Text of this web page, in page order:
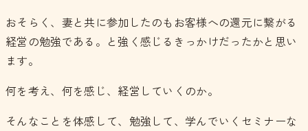
おそらく、妻と共に参加したのもお客様への還元に繋がる
経営の勉強である。と強く感じるきっかけだったかと思い
ます。
何を考え、何を感じ、経営していくのか。
そんなことを体感して、勉強して、学んでいくセミナーな